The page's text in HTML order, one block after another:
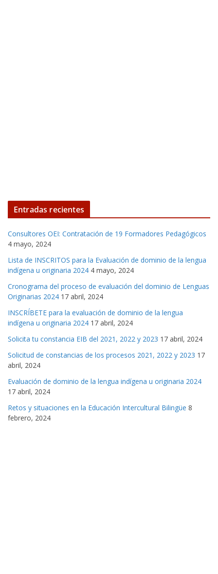
Entradas recientes
Consultores OEI: Contratación de 19 Formadores Pedagógicos
4 mayo, 2024
Lista de INSCRITOS para la Evaluación de dominio de la lengua
indígena u originaria 2024 4 mayo, 2024
Cronograma del proceso de evaluación del dominio de Lenguas
Originarias 2024 17 abril, 2024
INSCRÍBETE para la evaluación de dominio de la lengua
indígena u originaria 2024 17 abril, 2024
Solicita tu constancia EIB del 2021, 2022 y 2023 17 abril, 2024
Solicitud de constancias de los procesos 2021, 2022 y 2023 17
abril, 2024
Evaluación de dominio de la lengua indígena u originaria 2024
17 abril, 2024
Retos y situaciones en la Educación Intercultural Bilingüe 8
febrero, 2024